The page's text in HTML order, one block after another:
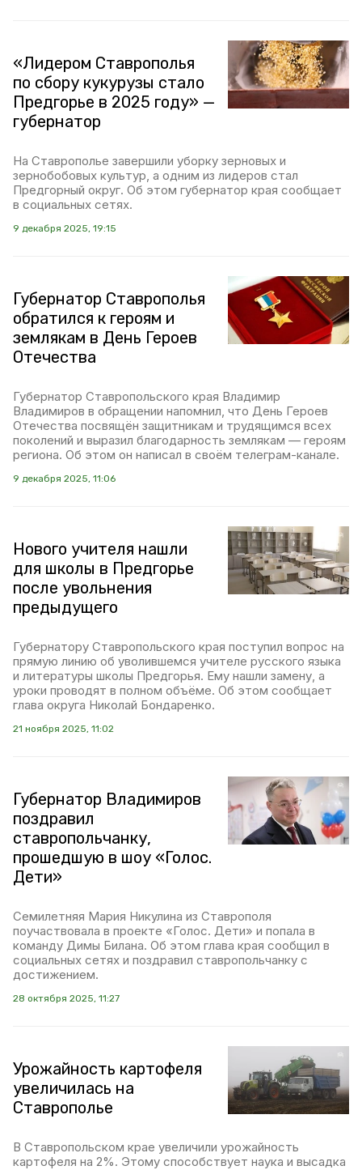
«Лидером Ставрополья
по сбору кукурузы стало
Предгорье в 2025 году» —
губернатор
На Ставрополье завершили уборку зерновых и
зернобобовых культур, а одним из лидеров стал
Предгорный округ. Об этом губернатор края сообщает
в социальных сетях.
9 декабря 2025, 19:15
Губернатор Ставрополья
обратился к героям и
землякам в День Героев
Отечества
Губернатор Ставропольского края Владимир
Владимиров в обращении напомнил, что День Героев
Отечества посвящён защитникам и трудящимся всех
поколений и выразил благодарность землякам — героям
региона. Об этом он написал в своём телеграм-канале.
9 декабря 2025, 11:06
Нового учителя нашли
для школы в Предгорье
после увольнения
предыдущего
Губернатору Ставропольского края поступил вопрос на
прямую линию об уволившемся учителе русского языка
и литературы школы Предгорья. Ему нашли замену, а
уроки проводят в полном объёме. Об этом сообщает
глава округа Николай Бондаренко.
21 ноября 2025, 11:02
Губернатор Владимиров
поздравил
ставропольчанку,
прошедшую в шоу «Голос.
Дети»
Семилетняя Мария Никулина из Ставрополя
поучаствовала в проекте «Голос. Дети» и попала в
команду Димы Билана. Об этом глава края сообщил в
социальных сетях и поздравил ставропольчанку с
достижением.
28 октября 2025, 11:27
Урожайность картофеля
увеличилась на
Ставрополье
В Ставропольском крае увеличили урожайность
картофеля на 2%. Этому способствует наука и высадка